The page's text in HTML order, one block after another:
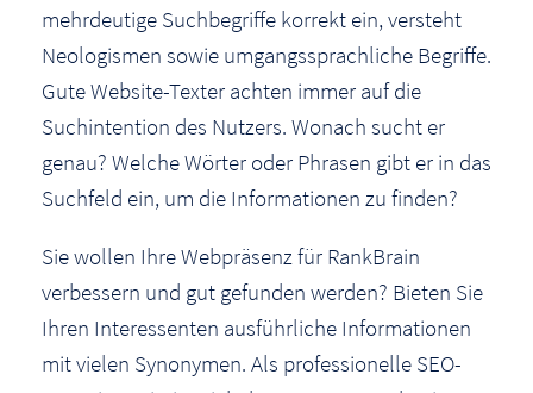
mehrdeutige Suchbegriffe korrekt ein, versteht
Neologismen sowie umgangssprachliche Begriffe.
Gute Website-Texter achten immer auf die
Suchintention des Nutzers. Wonach sucht er
genau? Welche Wörter oder Phrasen gibt er in das
Suchfeld ein, um die Informationen zu finden?
Sie wollen Ihre Webpräsenz für RankBrain
verbessern und gut gefunden werden? Bieten Sie
Ihren Interessenten ausführliche Informationen
mit vielen Synonymen. Als professionelle SEO-